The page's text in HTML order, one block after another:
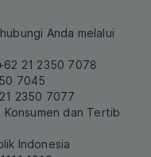
Anda melalui
21 2350 7078
7045
2350 7077
dan Tertib
Indonesia